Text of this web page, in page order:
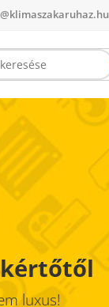
luxus!